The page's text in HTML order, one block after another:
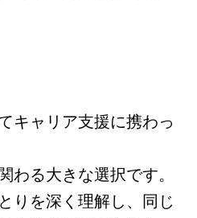
キャリア支援に携わっ
わる大きな選択です。
りを深く理解し、同じ